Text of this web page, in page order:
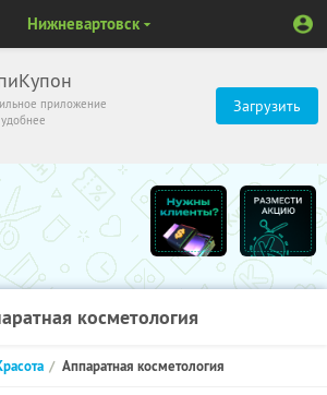
приложение
Загрузить
Нижневартовск
косметология
Аппаратная косметология